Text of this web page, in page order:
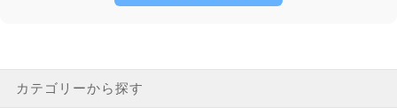
カテゴリーから探す